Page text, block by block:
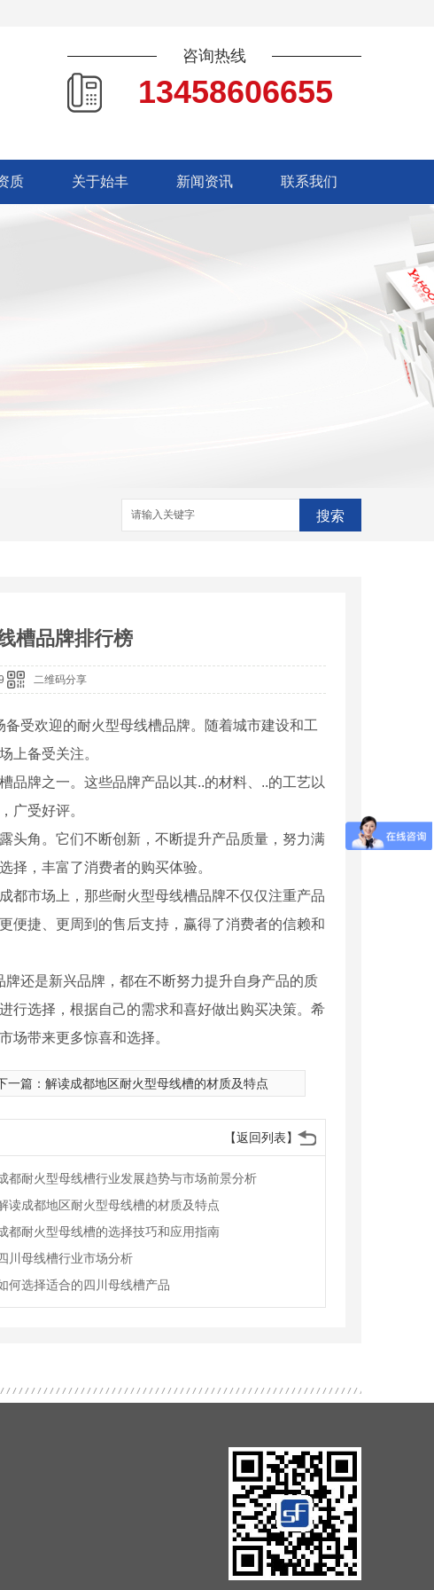
咨询热线
13458606655
质 关于始丰 新闻资讯 联系我们
搜索
压共箱母线槽 防水浇筑母线槽
槽品牌排行榜
二维码分享
受欢迎的耐火型母线槽品牌。随着城市建设和工
上备受关注。
品牌之一。这些品牌产品以其..的材料、..的工艺以
广受好评。
头角。它们不断创新，不断提升产品质量，努力满
择，丰富了消费者的购买体验。
都市场上，那些耐火型母线槽品牌不仅仅注重产品
便捷、更周到的售后支持，赢得了消费者的信赖和
还是新兴品牌，都在不断努力提升自身产品的质
行选择，根据自己的需求和喜好做出购买决策。希
场带来更多惊喜和选择。
一篇： 解读成都地区耐火型母线槽的材质及特点
【返回列表】
都耐火型母线槽行业发展趋势与市场前景分析
读成都地区耐火型母线槽的材质及特点
都耐火型母线槽的选择技巧和应用指南
川母线槽行业市场分析
何选择适合的四川母线槽产品